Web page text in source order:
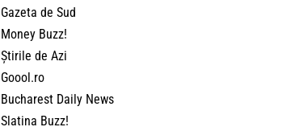
Gazeta de Sud
Money Buzz!
Știrile de Azi
Goool.ro
Bucharest Daily News
Slatina Buzz!